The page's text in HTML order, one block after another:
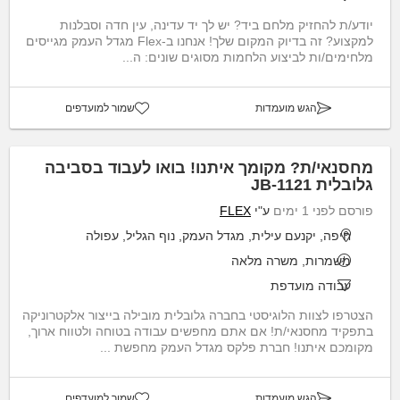
יודע/ת להחזיק מלחם ביד? יש לך יד עדינה, עין חדה וסבלנות
למקצוע? זה בדיוק המקום שלך! אנחנו ב-Flex מגדל העמק מגייסים
מלחימים/ות לביצוע הלחמות מסוגים שונים: ה...
הגש מועמדות שמור למועדפים
מחסנאי/ת? מקומך איתנו! בואו לעבוד בסביבה
גלובלית JB-1121
פורסם לפני 1 ימים ע"י FLEX
חיפה, יקנעם עילית, מגדל העמק, נוף הגליל, עפולה
משמרות, משרה מלאה
עבודה מועדפת
הצטרפו לצוות הלוגיסטי בחברה גלובלית מובילה בייצור אלקטרוניקה
בתפקיד מחסנאי/ת! אם אתם מחפשים עבודה בטוחה ולטווח ארוך,
מקומכם איתנו! חברת פלקס מגדל העמק מחפשת ...